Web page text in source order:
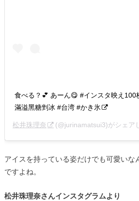
食べる？💕 あーん😋 #インスタ映え
滿溢黑糖剉冰 #台湾 #かき氷
松井珠理奈 (@jurinamatsui3)がシェア
アイスを持っている姿だけでも可愛いな
ですよね。
松井珠理奈さんインスタグラムより